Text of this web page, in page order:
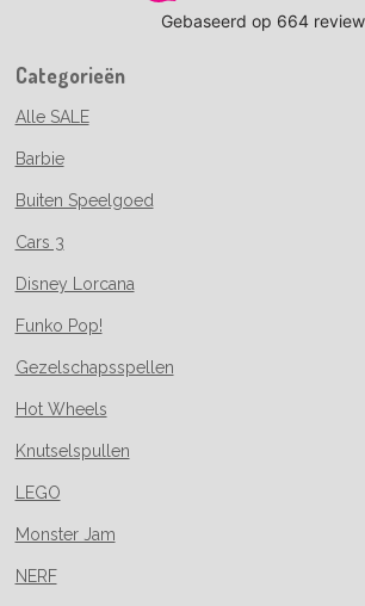
Categorieën
Alle SALE
Barbie
Buiten Speelgoed
Cars 3
Disney Lorcana
Funko Pop!
Gezelschapsspellen
Hot Wheels
Knutselspullen
LEGO
Monster Jam
NERF